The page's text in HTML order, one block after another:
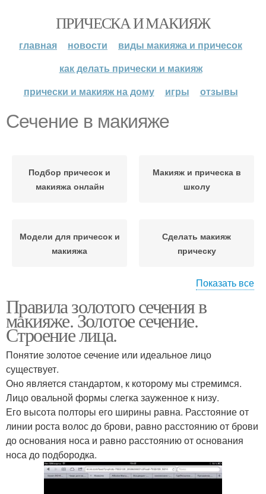
ПРИЧЕСКА И МАКИЯЖ
главная новости
виды макияжа и причесок
как делать прически и макияж
прически и макияж на дому
игры отзывы
Сечение в макияже
Подбор причесок и
макияжа онлайн
Макияж и прическа в
школу
Модели для причесок и
макияжа
Сделать макияж
прическу
Сечения в макияже Золотое сечение
Лица в макияже
построении
Показать все
Правила золотого сечения в
макияже. Золотое сечение.
Строение лица.
Понятие золотое сечение или идеальное лицо
существует.
Оно является стандартом, к которому мы стремимся.
Лицо овальной формы слегка зауженное к низу.
Его высота полторы его ширины равна. Расстояние от
линии роста волос до брови, равно расстоянию от брови
до основания носа и равно расстоянию от основания
носа до подбородка.